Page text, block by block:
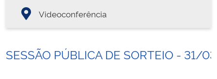
Videoconferência
SESSÃO PÚBLICA DE SORTEIO - 31/